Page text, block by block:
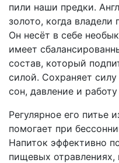
пили наши предки.
золото, когда
Он несёт в себе
имеет
состав, который
силой. Сохраняет
сон, давление и
Регулярное его питье
помогает при
Напиток эффективно
пищевых отравлениях,